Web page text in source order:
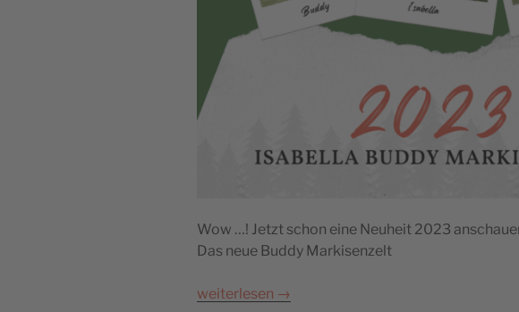
Wow …! Jetzt schon eine Neuheit 2023
Das neue Buddy Markisenzelt
weiterlesen →